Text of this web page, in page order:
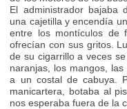
El administrador bajaba
una cajetilla y encendía
entre los montículos de
ofrecían con sus gritos.
de su cigarrillo a veces
naranjas, los mangos,
a un costal de cabuya.
manicartera, botaba al
nos esperaba fuera de la